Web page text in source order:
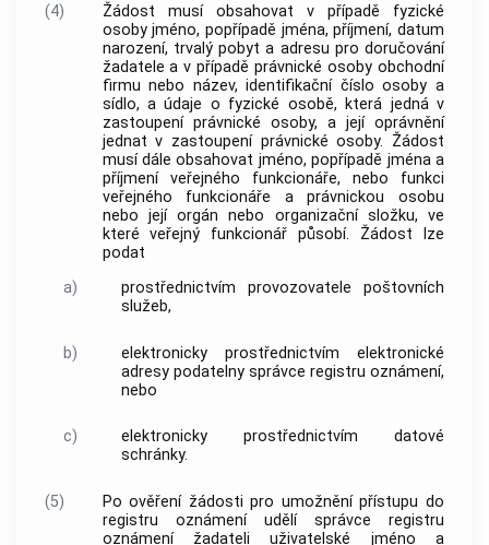
(4)
Žádost musí obsahovat v případě fyzické
osoby jméno, popřípadě jména, příjmení, datum
narození, trvalý pobyt a adresu pro doručování
žadatele a v případě právnické osoby obchodní
firmu nebo název, identifikační číslo osoby a
sídlo, a údaje o fyzické osobě, která jedná v
zastoupení právnické osoby, a její oprávnění
jednat v zastoupení právnické osoby. Žádost
musí dále obsahovat jméno, popřípadě jména a
příjmení veřejného funkcionáře, nebo funkci
veřejného funkcionáře a právnickou osobu
nebo její orgán nebo organizační složku, ve
které veřejný funkcionář působí. Žádost lze
podat
a)
prostřednictvím provozovatele poštovních
služeb,
b)
elektronicky prostřednictvím elektronické
adresy podatelny správce registru oznámení,
nebo
c)
elektronicky prostřednictvím datové
schránky.
(5)
Po ověření žádosti pro umožnění přístupu do
registru oznámení udělí správce registru
oznámení žadateli uživatelské jméno a